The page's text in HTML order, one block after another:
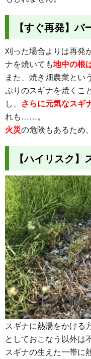
【すぐ再発】バ
刈った場合よりは再発
ナを焼いても地中の根
また、焼き畑農業とい
ぷりのスギナを焼くこ
し、 さらに元気なスギ
れも……。
火災の危険もあるため
【ハイリスク
スギナに熱湯をかける
としておこなう以外は
スギナの生えた一帯に